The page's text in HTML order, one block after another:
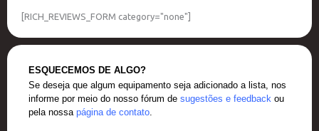
[RICH_REVIEWS_FORM category="none"]
ESQUECEMOS DE ALGO?
Se deseja que algum equipamento seja adicionado a lista, nos
informe por meio do nosso fórum de sugestões e feedback ou
pela nossa página de contato.